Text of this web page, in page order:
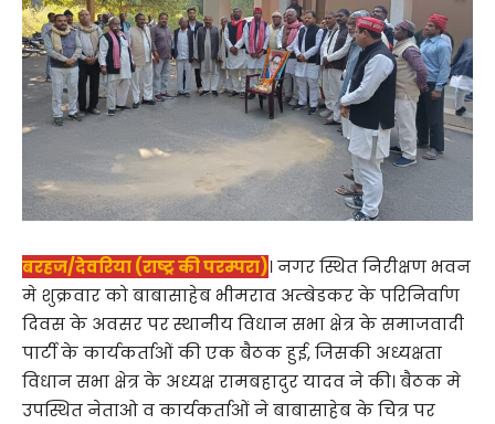
बरहज/देवरिया (राष्ट्र की परम्परा)। नगर स्थित निरीक्षण भवन
मे शुक्रवार को बाबासाहेब भीमराव अम्बेडकर के परिनिर्वाण
दिवस के अवसर पर स्थानीय विधान सभा क्षेत्र के समाजवादी
पार्टी के कार्यकर्ताओं की एक बैठक हुई, जिसकी अध्यक्षता
विधान सभा क्षेत्र के अध्यक्ष रामबहादुर यादव ने की। बैठक मे
उपस्थित नेताओ व कार्यकर्ताओं ने बाबासाहेब के चित्र पर